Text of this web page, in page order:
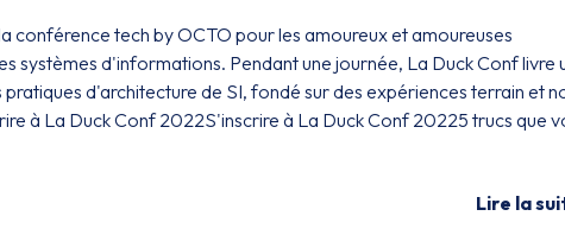
conférence tech by OCTO pour les amoureux et amoureuses
systèmes d'informations. Pendant une journée, La Duck Conf livre
d'architecture de SI, fondé sur des expériences terrain et
à La Duck Conf 2022S'inscrire à La Duck Conf 20225 trucs que
Lire la